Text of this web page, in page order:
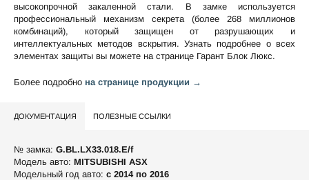
высокопрочной закаленной стали. В замке используется
профессиональный механизм секрета (более 268 миллионов
комбинаций), который защищен от разрушающих и
интеллектуальных методов вскрытия. Узнать подробнее о всех
элементах защиты вы можете на странице Гарант Блок Люкс.
Более подробно на странице продукции →
ДОКУМЕНТАЦИЯ ПОЛЕЗНЫЕ ССЫЛКИ
№ замка: G.BL.LX33.018.E/f
Модель авто: MITSUBISHI ASX
Модельный год авто: c 2014 по 2016